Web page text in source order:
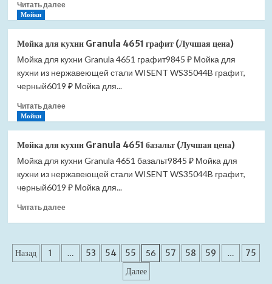
цена)
Читать далееПрочитать
лоток
AlcaPlast
APZ13-
DOUBLE9
and
APZ13-
DOUBLE9-
950
(Лучшая
цена)
Мойки
Мойка для кухни Granula 4651 графит (Лучшая цена)
Мойка для кухни Granula 4651 графит9845 ₽ Мойка для
кухни из нержавеющей стали WISENT WS35044B графит,
черный6019 ₽ Мойка для...
Читать далееПрочитать
для
кухни
Granula
4651
(Лучшая
Мойки
Мойка для кухни Granula 4651 базальт (Лучшая цена)
Мойка для кухни Granula 4651 базальт9845 ₽ Мойка для
кухни из нержавеющей стали WISENT WS35044B графит,
черный6019 ₽ Мойка для...
Читать далееПрочитать
кухни
Пагинация
Назад 1 … 53 54 55 56 57 58 59 …
75
Далее